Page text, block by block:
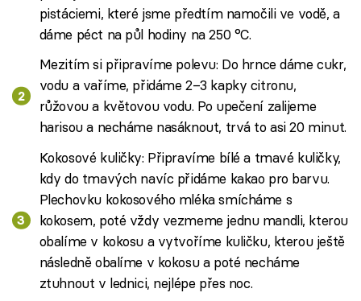
pistáciemi, které jsme předtím namočili ve vodě, a
dáme péct na půl hodiny na 250 °C.
Mezitím si připravíme polevu: Do hrnce dáme cukr,
vodu a vaříme, přidáme 2–3 kapky citronu,
růžovou a květovou vodu. Po upečení zalijeme
harisou a necháme nasáknout, trvá to asi 20 minut.
Kokosové kuličky: Připravíme bílé a tmavé kuličky,
kdy do tmavých navíc přidáme kakao pro barvu.
Plechovku kokosového mléka smícháme s
kokosem, poté vždy vezmeme jednu mandli, kterou
obalíme v kokosu a vytvoříme kuličku, kterou ještě
následně obalíme v kokosu a poté necháme
ztuhnout v lednici, nejlépe přes noc.